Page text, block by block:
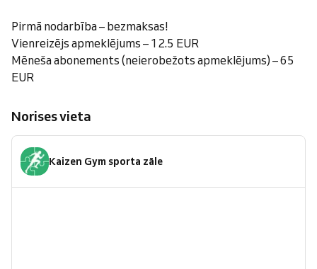
Pirmā nodarbība – bezmaksas!
Vienreizējs apmeklējums – 12.5 EUR
Mēneša abonements (neierobežots apmeklējums) – 65
EUR
Norises vieta
Kaizen Gym sporta zāle